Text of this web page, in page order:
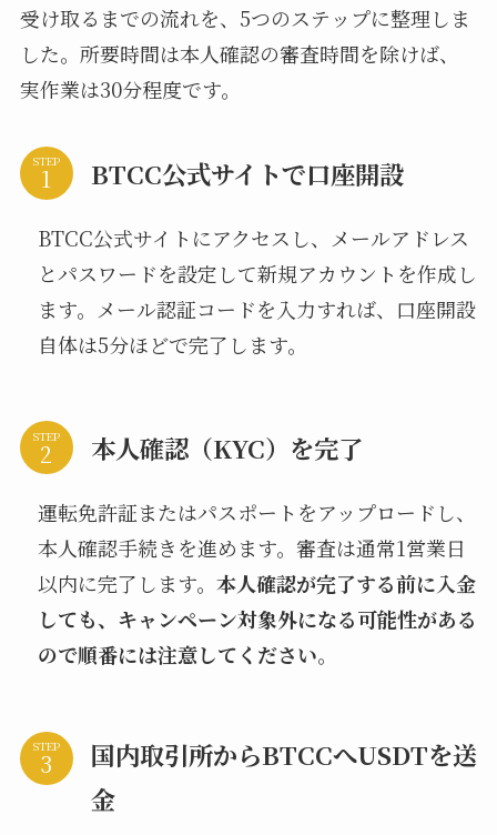
受け取るまでの流れを、5つのステップに整理しま
した。所要時間は本人確認の審査時間を除けば、
実作業は30分程度です。
STEP BTCC公式サイトで口座開設
BTCC公式サイトにアクセスし、メールアドレス
とパスワードを設定して新規アカウントを作成し
ます。メール認証コードを入力すれば、口座開設
自体は5分ほどで完了します。
STEP 本人確認（KYC）を完了
運転免許証またはパスポートをアップロードし、
本人確認手続きを進めます。審査は通常1営業日
以内に完了します。 本人確認が完了する前に入金
しても、キャンペーン対象外になる可能性がある
ので順番には注意してください。
STEP
国内取引所からBTCCへUSDTを送
金